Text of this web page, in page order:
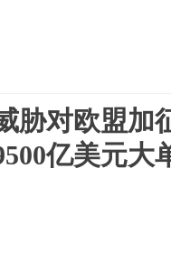
胁对欧盟
亿美元大